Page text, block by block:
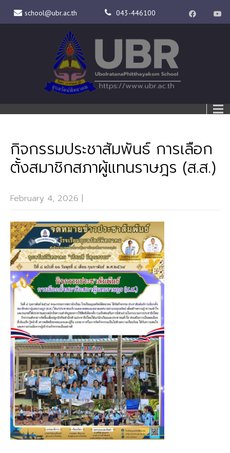
school@ubr.ac.th 043-446100
กิจกรรมประชาสัมพันธ์ การเลือก
ตั้งสมาชิกสภาผู้แทนราษฎร (ส.ส.)
February 4, 2026 |